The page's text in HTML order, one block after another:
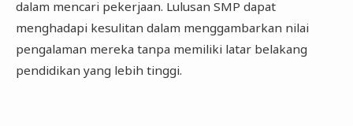
dalam mencari pekerjaan. Lulusan SMP dapat
menghadapi kesulitan dalam menggambarkan nilai
pengalaman mereka tanpa memiliki latar belakang
pendidikan yang lebih tinggi.